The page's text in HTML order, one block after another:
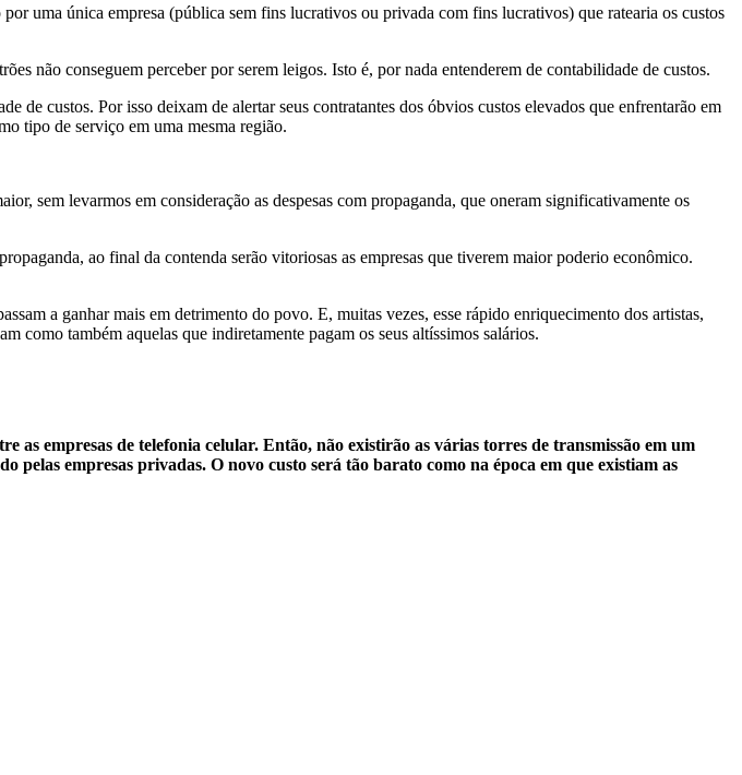
uma única empresa (pública sem fins lucrativos ou privada com fins lucrativos) que ratearia os custos
não conseguem perceber por serem leigos. Isto é, por nada entenderem de contabilidade de custos.
de custos. Por isso deixam de alertar seus contratantes dos óbvios custos elevados que enfrentarão em
tipo de serviço em uma mesma região.
sem levarmos em consideração as despesas com propaganda, que oneram significativamente os
ao final da contenda serão vitoriosas as empresas que tiverem maior poderio econômico.
a ganhar mais em detrimento do povo. E, muitas vezes, esse rápido enriquecimento dos artistas,
como também aquelas que indiretamente pagam os seus altíssimos salários.
empresas de telefonia celular. Então, não existirão as várias torres de transmissão em um
pelas empresas privadas. O novo custo será tão barato como na época em que existiam as